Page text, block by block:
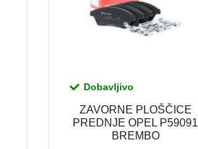
Dobavljivo
ZAVORNE PLOŠČICE
PREDNJE OPEL P59091
BREMBO